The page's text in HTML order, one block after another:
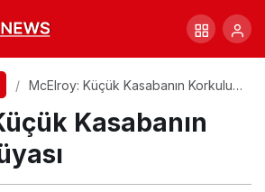
McElroy: Küçük Kasabanın Korkulu
Kasabanın
Ticaret Anlaşmalarında Yeni Süre
Share